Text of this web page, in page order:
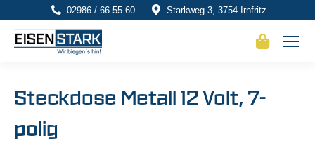
02986 / 66 55 60 Starkweg 3, 3754 Irnfritz
Steckdose Metall 12 Volt, 7-
polig